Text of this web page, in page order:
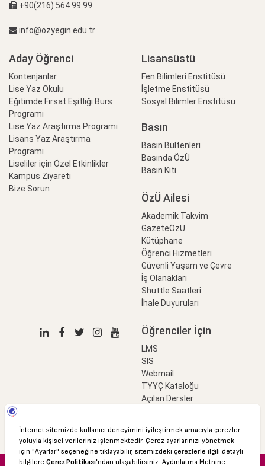
+90(216) 564 99 99
info@ozyegin.edu.tr
Aday Öğrenci
Kontenjanlar
Lise Yaz Okulu
Eğitimde Fırsat Eşitliği Burs
Programı
Lise Yaz Araştırma Programı
Lisans Yaz Araştırma
Programı
Liseliler için Özel Etkinlikler
Kampüs Ziyareti
Bize Sorun
Lisansüstü
Fen Bilimleri Enstitüsü
İşletme Enstitüsü
Sosyal Bilimler Enstitüsü
Basın
Basın Bültenleri
Basında ÖzÜ
Basın Kiti
ÖzÜ Ailesi
Akademik Takvim
GazeteÖzÜ
Kütüphane
Öğrenci Hizmetleri
Güvenli Yaşam ve Çevre
İş Olanakları
Shuttle Saatleri
İhale Duyuruları
Öğrenciler İçin
LMS
SIS
Webmail
TYYÇ Kataloğu
Açılan Dersler